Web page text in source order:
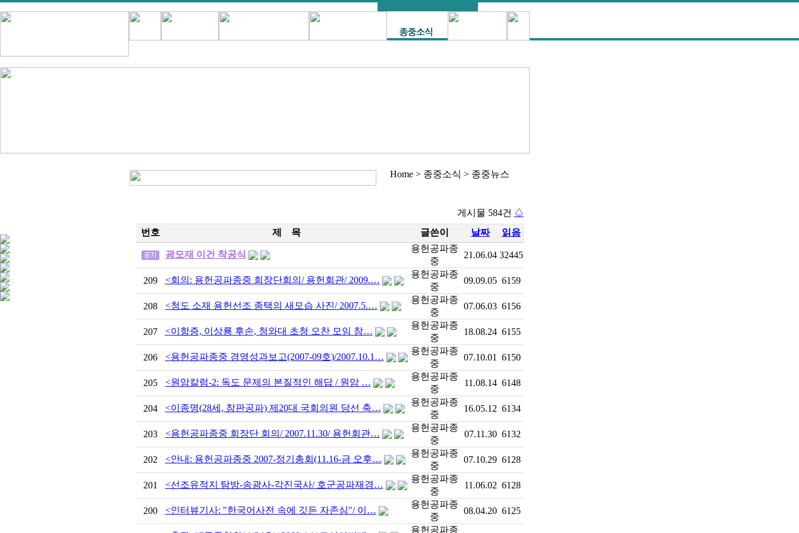
Home > 종중소식 > 종중뉴스
게시물 584건 ♤
번호
제 목 글쓴이 날짜 읽음
광모재 이건 착공식
용헌공파종
중
21.06.04 32445
209 <회의: 용헌공파종중 회장단회의/ 용헌회관/ 2009.…
용헌공파종
중
09.09.05 6159
208 <청도 소재 용헌선조 종택의 새모습 사진/ 2007.5.…
용헌공파종
중
07.06.03 6156
207 <이항증, 이상룡 후손, 청와대 초청 오찬 모임 참…
용헌공파종
중
18.08.24 6155
206 <용헌공파종중 경영성과보고(2007-09호)/2007.10.1…
용헌공파종
중
07.10.01 6150
205 <원암칼럼-2: 독도 문제의 본질적인 해답 / 원암 …
용헌공파종
중
11.08.14 6148
204 <이종명(28세, 참판공파) 제20대 국회의원 당선 축…
용헌공파종
중
16.05.12 6134
203 <용헌공파종중 회장단 회의/ 2007.11.30/ 용헌회관…
용헌공파종
중
07.11.30 6132
202 <안내: 용헌공파종중 2007-정기총회(11.16-금 오후…
용헌공파종
중
07.10.29 6128
201 <선조유적지 탐방-송광사-각진국사/ 호군공파재경…
용헌공파종
중
11.06.02 6128
200 <인터뷰기사: "한국어사전 속에 깃든 자존심"/ 이…
용헌공파종
중
08.04.20 6125
용헌공파종